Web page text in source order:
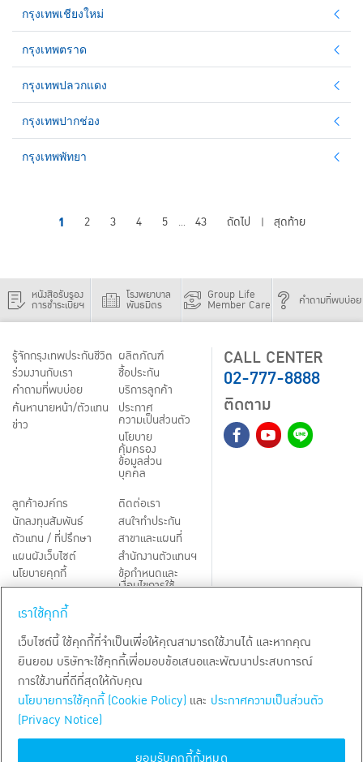
กรุงเทพเชียงใหม่
กรุงเทพตราด
กรุงเทพปลวกแดง
กรุงเทพปากช่อง
กรุงเทพพัทยา
1 2 3 4 5 ... 43 ถัดไป | สุดท้าย
หนังสือรับรอง
การชำระเบี้ยฯ
โรงพยาบาล
พันธมิตร
Group Life
Member Care คำถามที่พบบ่อย
รู้จักกรุงเทพประกันชีวิต
ร่วมงานกับเรา
คำถามที่พบบ่อย
ค้นหานายหน้า/ตัวแทน
ข่าว
ผลิตภัณฑ์
ชื้อประกัน
บริการลูกค้า
ประกาศ
ความเป็นส่วนตัว
นโยบาย
คุ้มครอง
ข้อมูลส่วน
บุคคล
ลูกค้าองค์กร
นักลงทุนสัมพันธ์
ตัวแทน / ที่ปรึกษา
แผนผังเว็บไซต์
นโยบายคุกกี้
Third-Party Notices
ติดต่อเรา
สนใจทำประกัน
สาขาและแผนที่
สำนักงานตัวแทนฯ
ข้อกำหนดและ
เงื่อนไขการใช้
CALL CENTER
02-777-8888
ติดตาม
TH EN
สงวนลิขสิทธิ์ พ.ศ.2569
เราใช้คุกกี้
เว็บไซต์นี้ ใช้คุกกี้ที่จำเป็นเพื่อให้คุณสามารถใช้งานได้ และหากคุณ
ยินยอม บริษัทจะใช้คุกกี้เพื่อมอบข้อเสนอและพัฒนาประสบการณ์
การใช้งานที่ดีที่สุดให้กับคุณ
นโยบายการใช้คุกกี้ (Cookie Policy) และ ประกาศความเป็นส่วนตัว
(Privacy Notice)